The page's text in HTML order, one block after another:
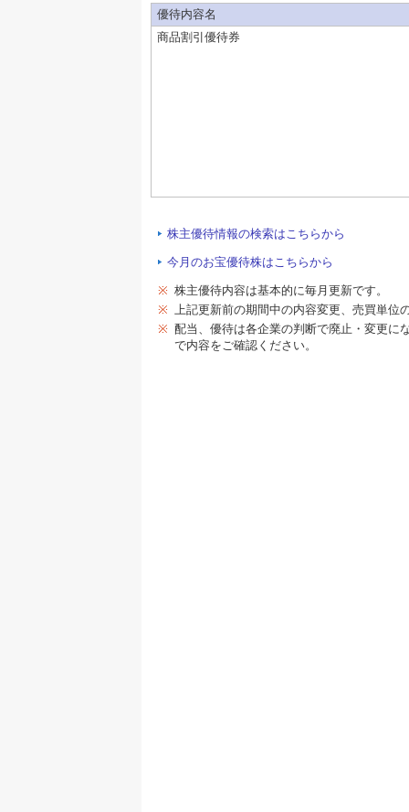
優待内容名
商品割引優待券
株主優待情報の検索はこちらから
今月のお宝優待株はこちらから
※ 株主優待内容は基本的に毎月更新です。
※ 上記更新前の期間中の内容変更、売買単位
※ 配当、優待は各企業の判断で廃止・変更に
で内容をご確認ください。